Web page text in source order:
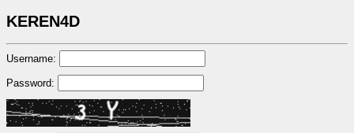
KEREN4D
Username:
Password: